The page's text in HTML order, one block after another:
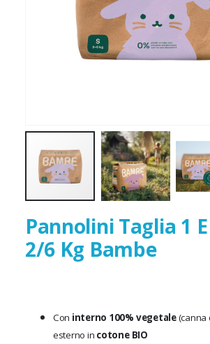
Pannolini Taglia 1 E
2/6 Kg Bambe
Con interno 100% vegetale(canna
esterno in cotone BIO